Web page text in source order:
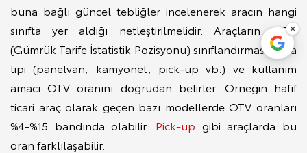
buna bağlı güncel tebliğler incelenerek aracın hangi
sınıfta yer aldığı netleştirilmelidir. Araçların GTİP
(Gümrük Tarife İstatistik Pozisyonu) sınıflandırması, kasa
tipi (panelvan, kamyonet, pick-up vb.) ve kullanım
amacı ÖTV oranını doğrudan belirler. Örneğin hafif
ticari araç olarak geçen bazı modellerde ÖTV oranları
%4-%15 bandında olabilir. Pick-up gibi araçlarda bu
oran farklılaşabilir.
×